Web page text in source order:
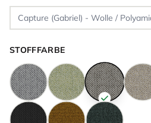
STOFFFARBE